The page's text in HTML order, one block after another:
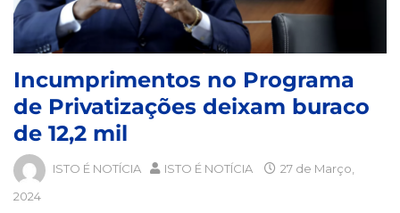
Incumprimentos no Programa
de Privatizações deixam buraco
de 12,2 mil
ISTO É NOTÍCIA ISTO É NOTÍCIA
27 de Março,
2024